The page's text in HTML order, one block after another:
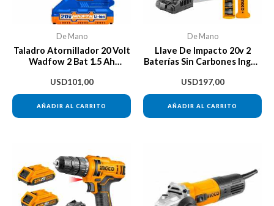
De Mano
Taladro Atornillador 20 Volt
Wadfow 2 Bat 1.5 Ah
USD101,00
AÑADIR AL CARRITO
De Mano
Llave De Impacto 20v 2
Baterías Sin Carbones Ingco
USD197,00
AÑADIR AL CARRITO